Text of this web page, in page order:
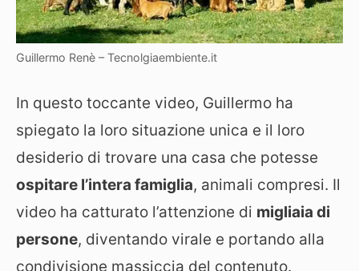
Guillermo Renè – Tecnolgiaembiente.it
In questo toccante video, Guillermo ha
spiegato la loro situazione unica e il loro
desiderio di trovare una casa che potesse
ospitare l’intera famiglia, animali compresi. Il
video ha catturato l’attenzione di migliaia di
persone, diventando virale e portando alla
condivisione massiccia del contenuto.